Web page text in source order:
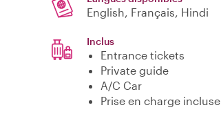
English, Français, Hindi
Inclus
Entrance tickets
Private guide
A/C Car
Prise en charge incluse